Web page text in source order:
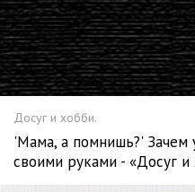
Досуг и хобби.
'Мама, а помнишь?' Зачем
своими руками - «Досуг и